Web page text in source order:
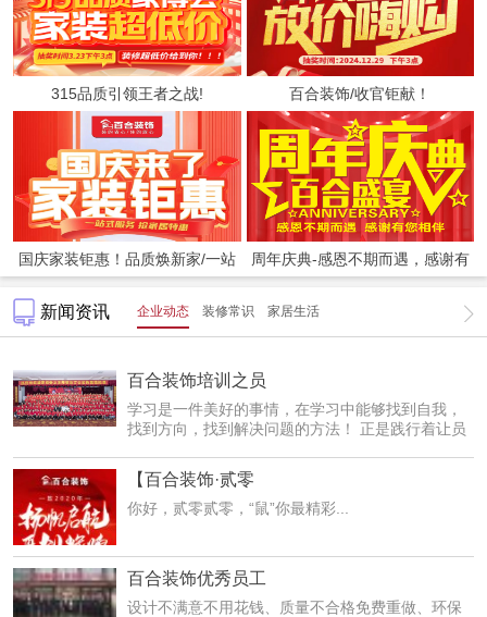
315品质引领王者之战! 百合装饰/收官钜献！
国庆家装钜惠！品质焕新家/一站 周年庆典-感恩不期而遇，感谢有
新闻资讯 企业动态 装修常识 家居生活
百合装饰培训之员
学习是一件美好的事情，在学习中能够找到自我，
找到方向，找到解决问题的方法！ 正是践行着让员
【百合装饰·贰零
你好，贰零贰零，“鼠”你最精彩...
百合装饰优秀员工
设计不满意不用花钱、质量不合格免费重做、环保